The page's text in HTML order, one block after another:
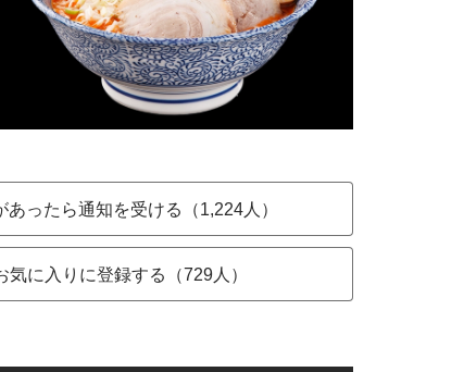
あったら通知を受ける（1,224人）
気に入りに登録する（729人）